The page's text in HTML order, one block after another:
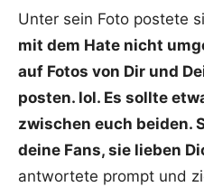
Unter sein Foto postete
mit dem Hate nicht
auf Fotos von Dir und
posten. lol. Es sollte
zwischen euch beiden.
deine Fans, sie lieben
antwortete prompt und